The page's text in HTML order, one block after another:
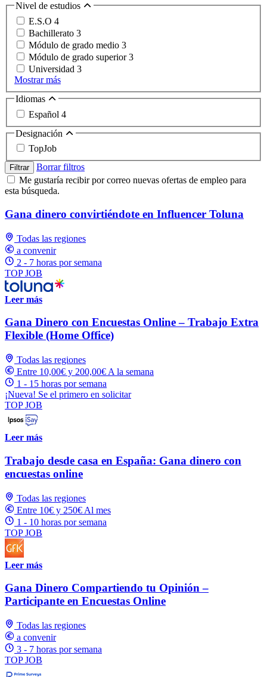
Nivel de estudios
E.S.O 4
Bachillerato 3
Módulo de grado medio 3
Módulo de grado superior3
Universidad 3
Mostrar más
Idiomas
Español 4
Designación
TopJob
Filtrar
Borrar filtros
Me gustaría recibir por correo nuevas ofertas de empleo para
esta búsqueda.
Gana dinero convirtiéndote en Influencer Toluna
Todas las regiones
a convenir
2 - 7 horas por semana
TOP JOB
Leer más
Gana Dinero con Encuestas Online – Trabajo Extra
Flexible (Home Office)
Todas las regiones
Entre 10,00€ y 200,00€ A la semana
1 - 15 horas por semana
¡Nueva! Se el primero en solicitar
TOP JOB
Leer más
Trabajo desde casa en España: Gana dinero con
encuestas online
Todas las regiones
Entre 10€ y 250€ Al mes
1 - 10 horas por semana
TOP JOB
Leer más
Gana Dinero Compartiendo tu Opinión –
Participante en Encuestas Online
Todas las regiones
a convenir
3 - 7 horas por semana
TOP JOB